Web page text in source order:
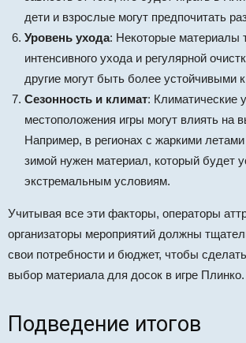
дети и взрослые могут предпочитать
Уровень ухода: Некоторые материалы
интенсивного ухода и регулярной
другие могут быть более устойчивыми
Сезонность и климат: Климатические
местоположения игры могут влиять на
Например, в регионах с жаркими
зимой нужен материал, который будет
экстремальным условиям.
Учитывая все эти факторы, операторы
организаторы мероприятий должны
свои потребности и бюджет, чтобы
выбор материала для досок в игре Плинко.
Подведение итогов